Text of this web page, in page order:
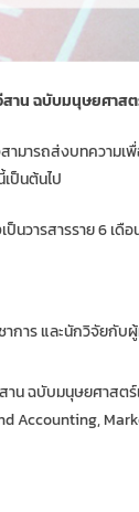
สาน ฉบับมนุษยศาส
ารถส่งบทความเ
ป็นต้นไป
นวารสารราย 6 เดือ
การ และนักวิจัยกั
น ฉบับมนุษยศาสต
Accounting,